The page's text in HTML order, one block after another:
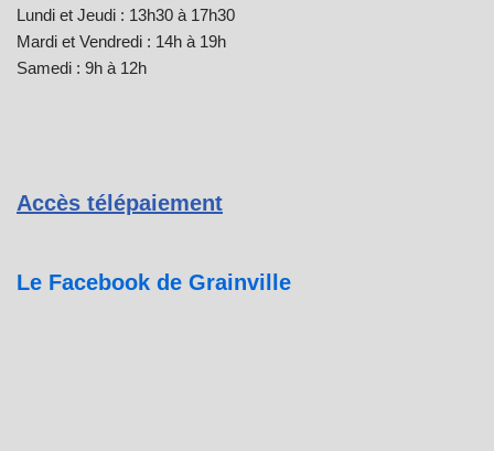
Lundi et Jeudi : 13h30 à 17h30
Mardi et Vendredi : 14h à 19h
Samedi : 9h à 12h
Accès télépaiement
Le Facebook de Grainville